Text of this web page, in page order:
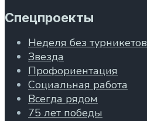
Спецпроекты
Неделя без турникетов
Звезда
Профориентация
Социальная работа
Всегда рядом
75 лет победы